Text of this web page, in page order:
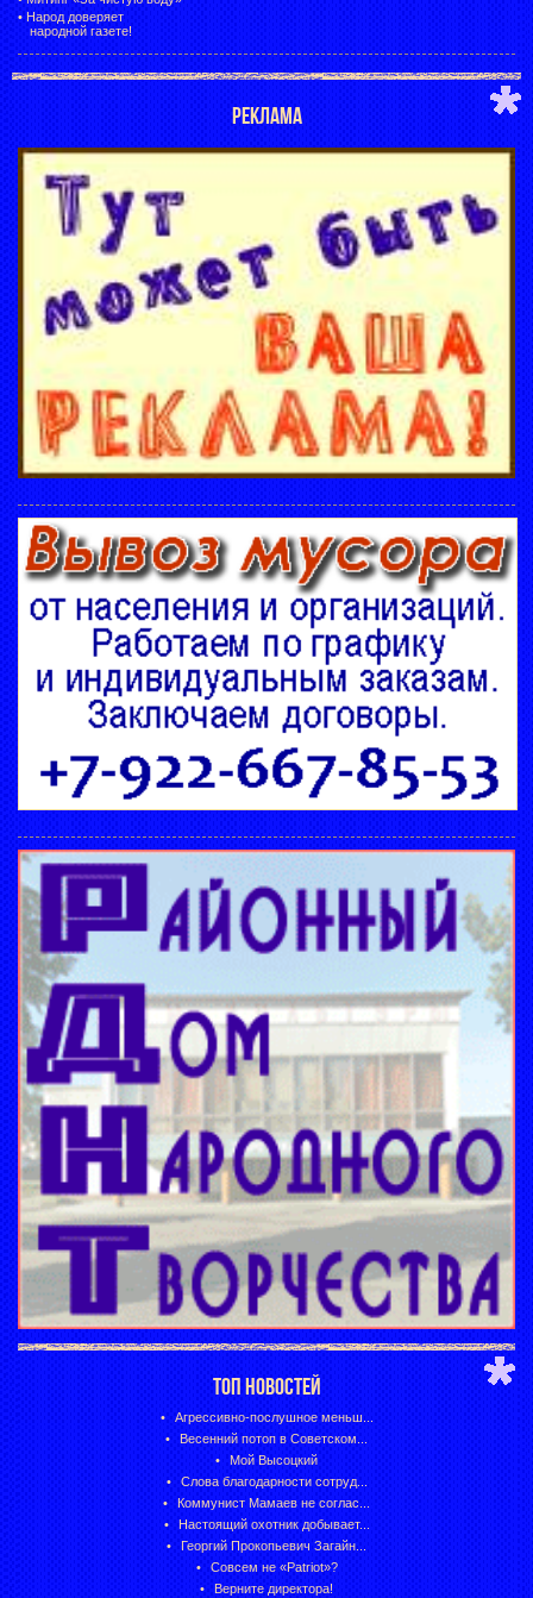
• Народ доверяет
народной газете!
РЕКЛАМА
ТОП НОВОСТЕЙ
Агрессивно-послушное меньш...
Весенний потоп в Советском...
Мой Высоцкий
Слова благодарности сотруд...
Коммунист Мамаев не соглас...
Настоящий охотник добывает...
Георгий Прокопьевич Загайн...
Совсем не «Patriot»?
Верните директора!